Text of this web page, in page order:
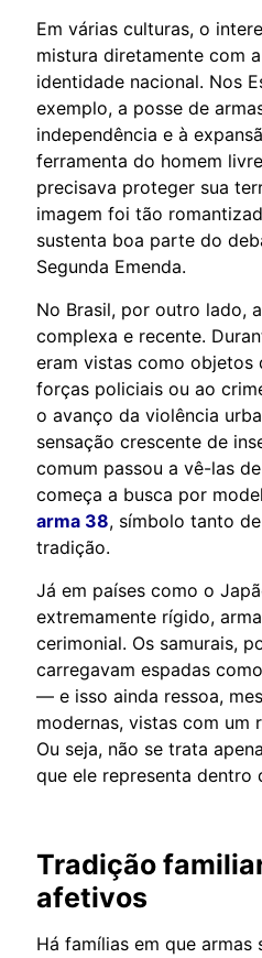
Em várias culturas, o
mistura diretamente com
identidade nacional. Nos
exemplo, a posse de
independência e à
ferramenta do homem
precisava proteger sua
imagem foi tão
sustenta boa parte do
Segunda Emenda.
No Brasil, por outro lado,
complexa e recente.
eram vistas como objetos
forças policiais ou ao
o avanço da violência
sensação crescente de
comum passou a vê-las
começa a busca por
arma 38, símbolo tanto
tradição.
Já em países como o
extremamente rígido,
cerimonial. Os samurais,
carregavam espadas
— e isso ainda ressoa,
modernas, vistas com um
Ou seja, não se trata
que ele representa dentro
Tradição
afetivos
Há famílias em que armas